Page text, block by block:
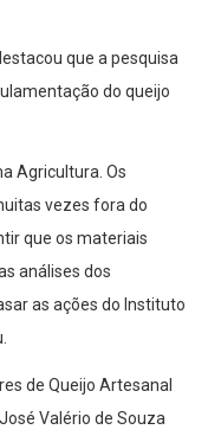
que a pesquisa
do queijo
Agricultura. Os
vezes fora do
que os materiais
análises dos
as ações do Instituto
de Queijo Artesanal
Valério de Souza